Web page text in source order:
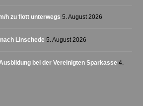
h zu flott unterwegs 5. August 2026
Linschede 5. August 2026
bei der Vereinigten Sparkasse 4.